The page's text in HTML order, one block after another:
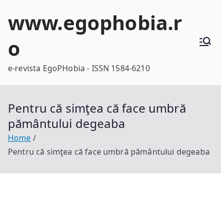
www.egophobia.r
o
e-revista EgoPHobia - ISSN 1584-6210
Pentru că simţea că face umbră
pământului degeaba
Home
Pentru că simţea că face umbră pământului degeaba